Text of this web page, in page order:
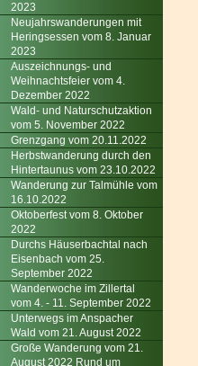
2023
Neujahrswanderungen mit
Heringsessen vom 8. Januar
2023
Auszeichnungs- und
Weihnachtsfeier vom 4.
Dezember 2022
Wald- und Naturschutzaktion
vom 5. November 2022
Grenzgang vom 20.11.2022
Herbstwanderung durch den
Hintertaunus vom 23.10.2022
Wanderung zur Talmühle vom
16.10.2022
Oktoberfest vom 8. Oktober
2022
Durchs Häuserbachtal nach
Eisenbach vom 25.
September 2022
Wanderwoche im Zillertal
vom 4. - 11. September 2022
Unterwegs im Anspacher
Wald vom 21. August 2022
Große Wanderung vom 21.
August 2022 Rund um